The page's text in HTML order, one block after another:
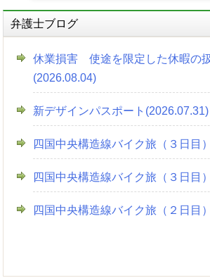
弁護士ブログ
休業損害 使途を限定した休暇の
(2026.08.04)
新デザインパスポート(2026.07.31)
四国中央構造線バイク旅（３日目
四国中央構造線バイク旅（３日目
四国中央構造線バイク旅（２日目